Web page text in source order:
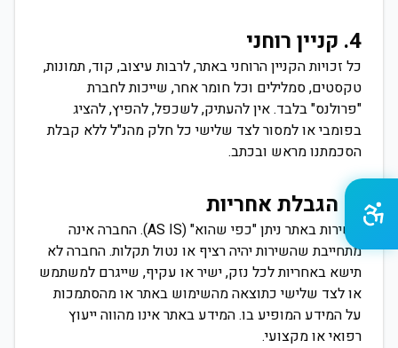
4. קניין רוחני
כל זכויות הקניין הרוחני באתר, לרבות עיצוב, קוד, תמונות,
טקסטים, סמלילים וכל חומר אחר, שייכות לחברת
"פרולנס" בלבד. אין להעתיק, לשכפל, להפיץ, להציג
בפומבי או למסור לצד שלישי כל חלק מהנ"ל ללא קבלת
הסכמתנו מראש ובכתב.
השירות באתר ניתן "כפי שהוא" (AS IS). החברה אינה
מתחייבת שהשירות יהיה רציף או נטול תקלות. החברה לא
תישא באחריות לכל נזק, ישיר או עקיף, שייגרם למשתמש
או לצד שלישי כתוצאה מהשימוש באתר או מהסתמכות
על המידע המופיע בו. המידע באתר אינו מהווה ייעוץ
רפואי או מקצועי.